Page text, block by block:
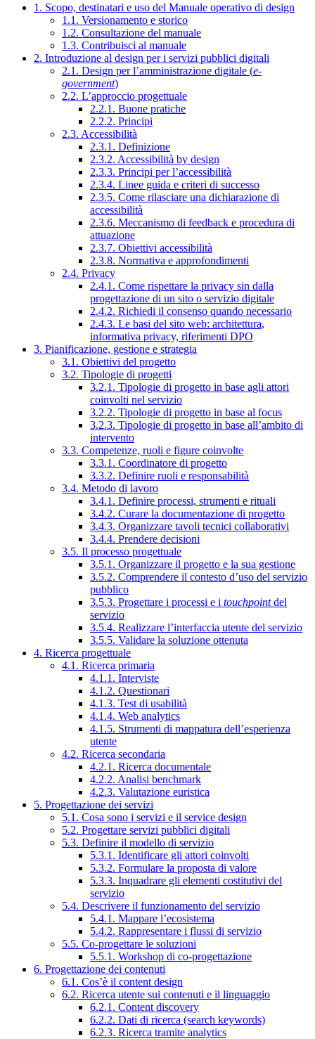
1. Scopo, destinatari e uso del Manuale operativo di design
1.1. Versionamento e storico
1.2. Consultazione del manuale
1.3. Contribuisci al manuale
2. Introduzione al design per i servizi pubblici digitali
2.1. Design per l’amministrazione digitale (e-
government)
2.2. L’approccio progettuale
2.2.1. Buone pratiche
2.2.2. Principi
2.3. Accessibilità
2.3.1. Definizione
2.3.2. Accessibilità by design
2.3.3. Principi per l’accessibilità
2.3.4. Linee guida e criteri di successo
2.3.5. Come rilasciare una dichiarazione di
accessibilità
2.3.6. Meccanismo di feedback e procedura di
attuazione
2.3.7. Obiettivi accessibilità
2.3.8. Normativa e approfondimenti
2.4. Privacy
2.4.1. Come rispettare la privacy sin dalla
progettazione di un sito o servizio digitale
2.4.2. Richiedi il consenso quando necessario
2.4.3. Le basi del sito web: architettura,
informativa privacy, riferimenti DPO
3. Pianificazione, gestione e strategia
3.1. Obiettivi del progetto
3.2. Tipologie di progetti
3.2.1. Tipologie di progetto in base agli attori
coinvolti nel servizio
3.2.2. Tipologie di progetto in base al focus
3.2.3. Tipologie di progetto in base all’ambito di
intervento
3.3. Competenze, ruoli e figure coinvolte
3.3.1. Coordinatore di progetto
3.3.2. Definire ruoli e responsabilità
3.4. Metodo di lavoro
3.4.1. Definire processi, strumenti e rituali
3.4.2. Curare la documentazione di progetto
3.4.3. Organizzare tavoli tecnici collaborativi
3.4.4. Prendere decisioni
3.5. Il processo progettuale
3.5.1. Organizzare il progetto e la sua gestione
3.5.2. Comprendere il contesto d’uso del servizio
pubblico
3.5.3. Progettare i processi e i touchpointdel
servizio
3.5.4. Realizzare l’interfaccia utente del servizio
3.5.5. Validare la soluzione ottenuta
4. Ricerca progettuale
4.1. Ricerca primaria
4.1.1. Interviste
4.1.2. Questionari
4.1.3. Test di usabilità
4.1.4. Web analytics
4.1.5. Strumenti di mappatura dell’esperienza
utente
4.2. Ricerca secondaria
4.2.1. Ricerca documentale
4.2.2. Analisi benchmark
4.2.3. Valutazione euristica
5. Progettazione dei servizi
5.1. Cosa sono i servizi e il service design
5.2. Progettare servizi pubblici digitali
5.3. Definire il modello di servizio
5.3.1. Identificare gli attori coinvolti
5.3.2. Formulare la proposta di valore
5.3.3. Inquadrare gli elementi costitutivi del
servizio
5.4. Descrivere il funzionamento del servizio
5.4.1. Mappare l’ecosistema
5.4.2. Rappresentare i flussi di servizio
5.5. Co-progettare le soluzioni
5.5.1. Workshop di co-progettazione
6. Progettazione dei contenuti
6.1. Cos’è il content design
6.2. Ricerca utente sui contenuti e il linguaggio
6.2.1. Content discovery
6.2.2. Dati di ricerca (search keywords)
6.2.3. Ricerca tramite analytics